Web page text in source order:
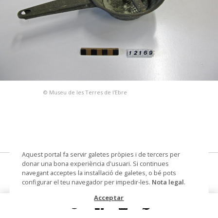
© Museu de les Terres de l'Ebre
passapuré
Autoria Dacer (fabricant)
Aquest portal fa servir galetes pròpies i de tercers per
donar una bona experiència d'usuari. Si continues
navegant acceptes la instal·lació de galetes, o bé pots
configurar el teu navegador per impedir-les. Nota legal.
Acceptar